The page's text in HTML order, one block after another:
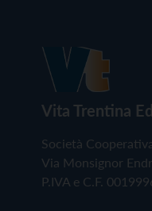
Vita Trentina
Società
Via Monsignor
P.IVA e C.F.